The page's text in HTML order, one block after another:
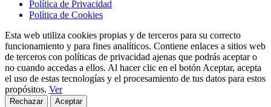
Política de Privacidad
Política de Cookies
Esta web utiliza cookies propias y de terceros para su correcto
funcionamiento y para fines analíticos. Contiene enlaces a sitios web
de terceros con políticas de privacidad ajenas que podrás aceptar o
no cuando accedas a ellos. Al hacer clic en el botón Aceptar, acepta
el uso de estas tecnologías y el procesamiento de tus datos para estos
propósitos. Ver
Rechazar Aceptar